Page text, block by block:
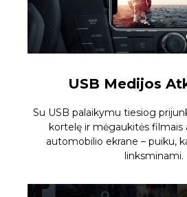
USB Medijos
Su USB palaikymu tiesiog
kortelę ir mėgaukitės filmais
automobilio ekrane – puiku,
linksminami.